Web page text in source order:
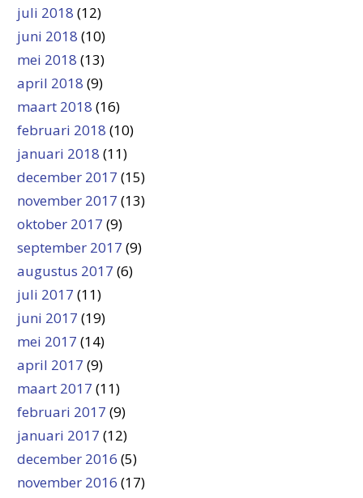
juli 2018 (12)
juni 2018 (10)
mei 2018 (13)
april 2018 (9)
maart 2018 (16)
februari 2018 (10)
januari 2018 (11)
december 2017 (15)
november 2017 (13)
oktober 2017 (9)
september 2017 (9)
augustus 2017 (6)
juli 2017 (11)
juni 2017 (19)
mei 2017 (14)
april 2017 (9)
maart 2017 (11)
februari 2017 (9)
januari 2017 (12)
december 2016 (5)
november 2016 (17)